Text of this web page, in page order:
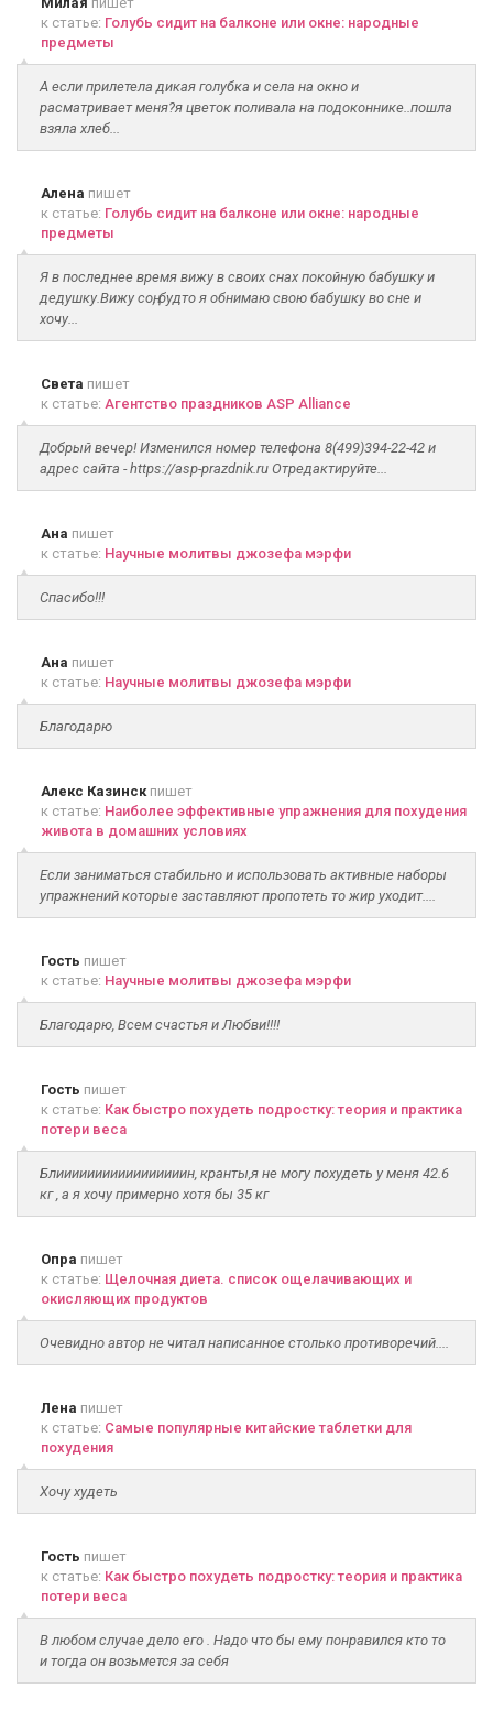
к статье: Голубь сидит на балконе или окне: народные
предметы
А если прилетела дикая голубка и села на окно и
расматривает меня?я цветок поливала на подоконнике..пошла
взяла хлеб...
Алена пишет
к статье: Голубь сидит на балконе или окне: народные
предметы
Я в последнее время вижу в своих снах покойную бабушку и
дедушку.Вижу соң, будто я обнимаю свою бабушку во сне и
хочу...
Света пишет
к статье: Агентство праздников ASP Alliance
Добрый вечер! Изменился номер телефона 8(499)394-22-42 и
адрес сайта - https://asp-prazdnik.ru Отредактируйте...
Ана пишет
к статье: Научные молитвы джозефа мэрфи
Спасибо!!!
Ана пишет
к статье: Научные молитвы джозефа мэрфи
Благодарю
Алекс Казинскпишет
к статье: Наиболее эффективные упражнения для похудения
живота в домашних условиях
Если заниматься стабильно и использовать активные наборы
упражнений которые заставляют пропотеть то жир уходит....
Гость пишет
к статье: Научные молитвы джозефа мэрфи
Благодарю, Всем счастья и Любви!!!!
Гость пишет
к статье: Как быстро похудеть подростку: теория и практика
потери веса
Блииииииииииииииииин, кранты,я не могу похудеть у меня 42.6
кг , а я хочу примерно хотя бы 35 кг
Опра пишет
к статье: Щелочная диета. список ощелачивающих и
окисляющих продуктов
Очевидно автор не читал написанное столько противоречий....
Лена пишет
к статье: Самые популярные китайские таблетки для
похудения
Хочу худеть
Гость пишет
к статье: Как быстро похудеть подростку: теория и практика
потери веса
В любом случае дело его . Надо что бы ему понравился кто то
и тогда он возьмется за себя